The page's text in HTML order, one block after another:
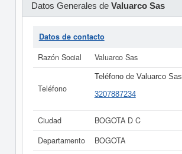
Datos Generales de Valuarco Sas
Datos de contacto
Razón Social
Valuarco Sas
Teléfono
Teléfono de Valuarco Sas
3207887234
Ciudad
BOGOTA D C
Departamento
BOGOTA